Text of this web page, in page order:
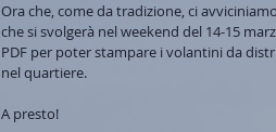
Ora che, come da tradizione, ci
che si svolgerà nel weekend del 14-15
PDF per poter stampare i volantini da
nel quartiere.
A presto!